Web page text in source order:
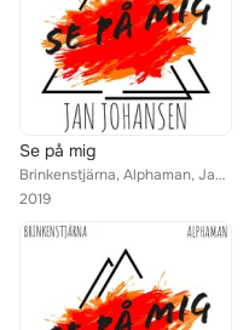
Se på mig
Brinkenstjärna, Alphaman, Jan Johansen
2019